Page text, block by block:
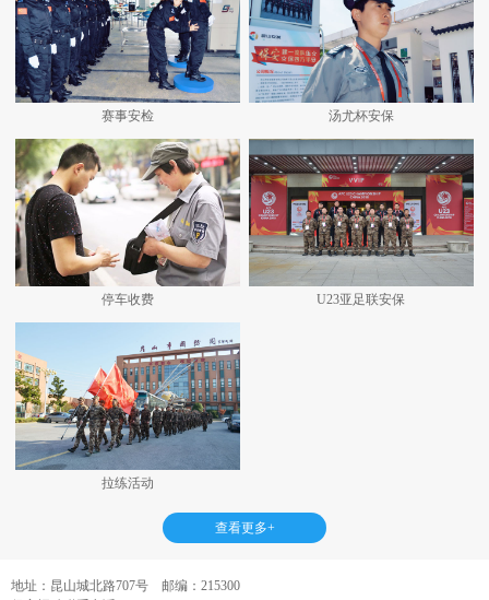
赛事安检 汤尤杯安保
停车收费 U23亚足联安保
拉练活动
查看更多+
地址：昆山城北路707号 邮编：215300